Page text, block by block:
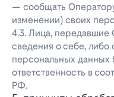
— сообщать
изменении) своих
4.3. Лица, передавшие
сведения о себе, либо
персональных данных
ответственность в
РФ.